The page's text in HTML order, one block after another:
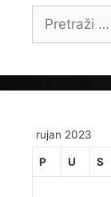
rujan 2023
P U S